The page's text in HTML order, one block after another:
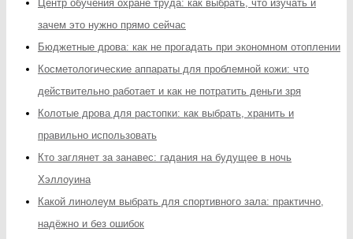
Центр обучения охране труда: как выбрать, что изучать и
зачем это нужно прямо сейчас
Бюджетные дрова: как не прогадать при экономном отоплении
Косметологические аппараты для проблемной кожи: что
действительно работает и как не потратить деньги зря
Колотые дрова для растопки: как выбрать, хранить и
правильно использовать
Кто заглянет за занавес: гадания на будущее в ночь
Хэллоуина
Какой линолеум выбрать для спортивного зала: практично,
надёжно и без ошибок